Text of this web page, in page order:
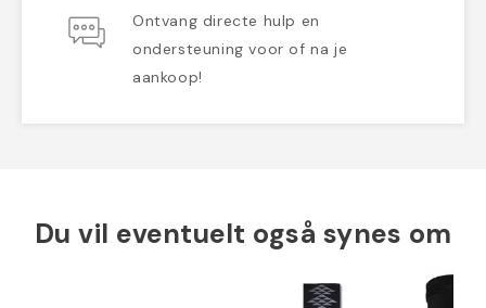
Ontvang directe hulp en
ondersteuning voor of na je
aankoop!
Du vil eventuelt også synes om